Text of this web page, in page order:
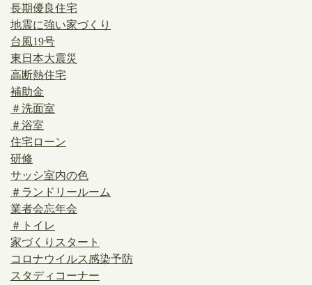
長期優良住宅
地震に強い家づくり
台風19号
東日本大震災
高断熱住宅
補助金
＃洗面室
＃浴室
住宅ローン
研修
サッシ室内の色
＃ランドリールーム
業者会忘年会
＃トイレ
家づくりスタート
コロナウイルス感染予防
スタディコーナー